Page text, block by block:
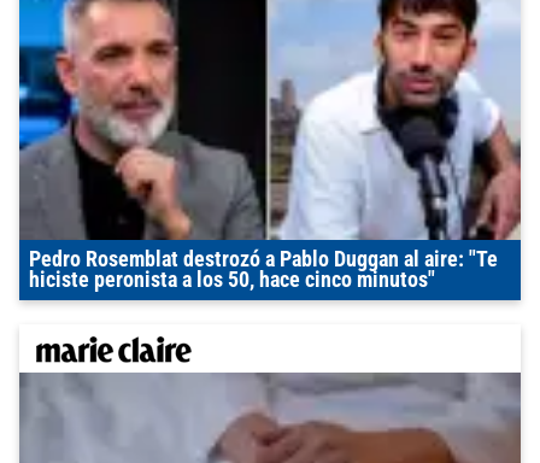
Pedro Rosemblat destrozó a Pablo Duggan al aire: "Te
hiciste peronista a los 50, hace cinco minutos"